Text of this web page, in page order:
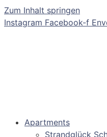
Zum Inhalt springen
Instagram Facebook-f
Apartments
Strandglück